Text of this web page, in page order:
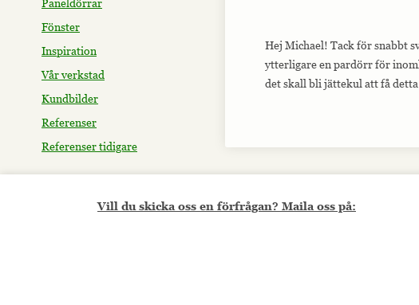
Paneldörrar
Fönster
Inspiration
Vår verkstad
Kundbilder
Referenser
Referenser tidigare
Hej Michael! Tack för snabbt
ytterligare en pardörr för
det skall bli jättekul att få detta
Vill du skicka oss en förfrågan? Maila oss på: